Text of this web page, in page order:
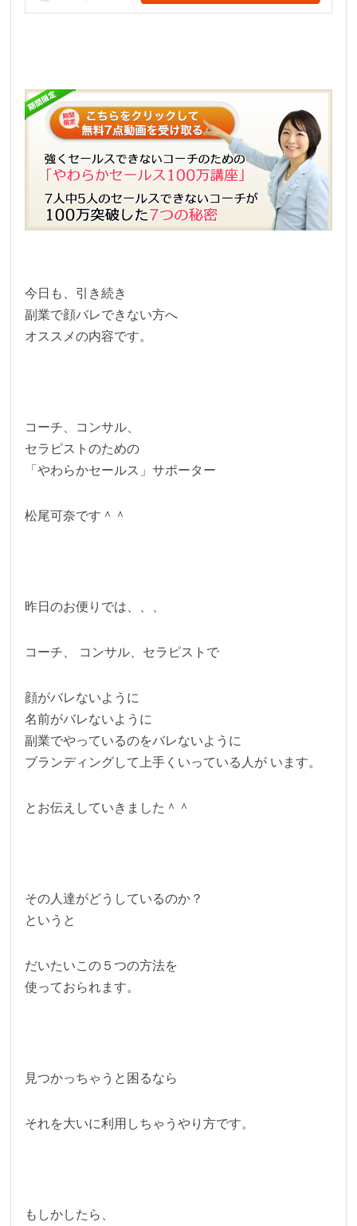
今日も、引き続き
副業で顔バレできない方へ
オススメの内容です。
コーチ、コンサル、
セラピストのための
「やわらかセールス」サポーター
松尾可奈です＾＾
昨日のお便りでは、、、
コーチ、 コンサル、セラピストで
顔がバレないように
名前がバレないように
副業でやっているのをバレないように
ブランディングして上手くいっている人が います。
とお伝えしていきました＾＾
その人達がどうしているのか？
というと
だいたいこの５つの方法を
使っておられます。
見つかっちゃうと困るなら
それを大いに利用しちゃうやり方です。
もしかしたら、